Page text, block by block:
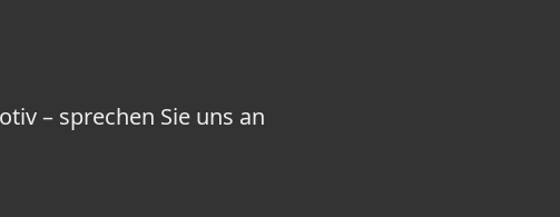
– sprechen Sie uns an